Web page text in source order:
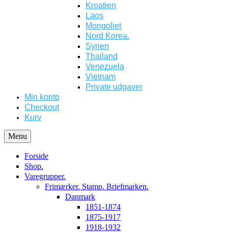
Kroatien
Laos
Mongoliet
Nord Korea.
Syrien
Thailand
Venezuela
Vietnam
Private udgaver
Min konto
Checkout
Kurv
Menu
Forside
Shop.
Varegrupper.
Frimærker. Stamp. Briefmarken.
Danmark
1851-1874
1875-1917
1918-1932